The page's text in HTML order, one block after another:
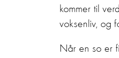
kommer til
voksenliv, og
Når en so er